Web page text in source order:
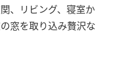
、リビング、寝室か
窓を取り込み贅沢な